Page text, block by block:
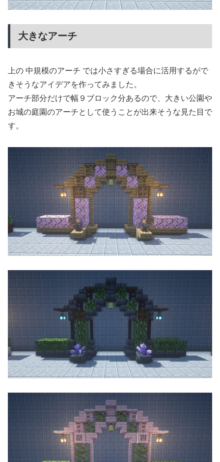
大きなアーチ
上の 中規模のアーチ では小さすぎる場合に活用するがで
きそうなアイデアを作ってみました。
アーチ部分だけで幅９ブロック分あるので、大きい公園や
お城の庭園のアーチとして使うことが出来そうな見た目で
す。